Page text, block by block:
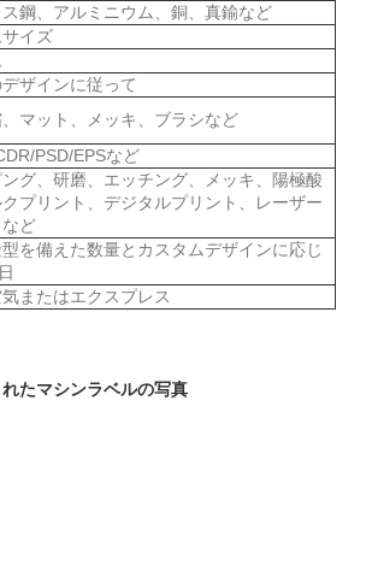
ス鋼、アルミニウム、銅、真鍮など
イズ
ザインに従って
マット、メッキ、ブラシなど
PSD/EPSなど
グ、研磨、エッチング、メッキ、陽極酸
プリント、デジタルプリント、レーザー
ど
を備えた数量とカスタムデザインに応じ
またはエクスプレス
たマシンラベルの写真